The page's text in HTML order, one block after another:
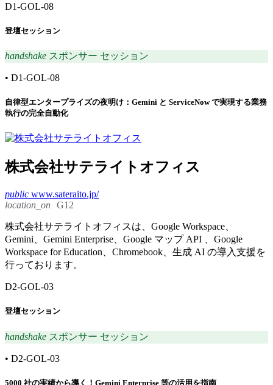
D1-GOL-08
登壇セッション
handshake スポンサー セッション
• D1-GOL-08
自律型エンタープライズの夜明け：Gemini と ServiceNow で実現する業務
執行の完全自動化
株式会社サテライトオフィス
public www.sateraito.jp/
location_on G12
株式会社サテライトオフィスは、Google Workspace、
Gemini、Gemini Enterprise、Google マップ API 、Google
Workspace for Education、Chromebook、生成 AI の導入支援を
行っております。
D2-GOL-03
登壇セッション
handshake スポンサー セッション
• D2-GOL-03
5000 社の実績から導く！Gemini Enterprise 等の活用を指南